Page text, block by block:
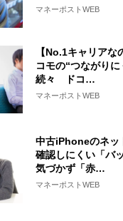
マネーポストWEB
【No.1キャリア
コモの“つながり
続々 ドコ…
マネーポストWEB
中古iPhoneのネ
確認しにくい「バ
気づかず「赤…
マネーポストWEB